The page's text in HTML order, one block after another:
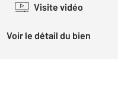
Visite vidéo
Voir le détail du bien